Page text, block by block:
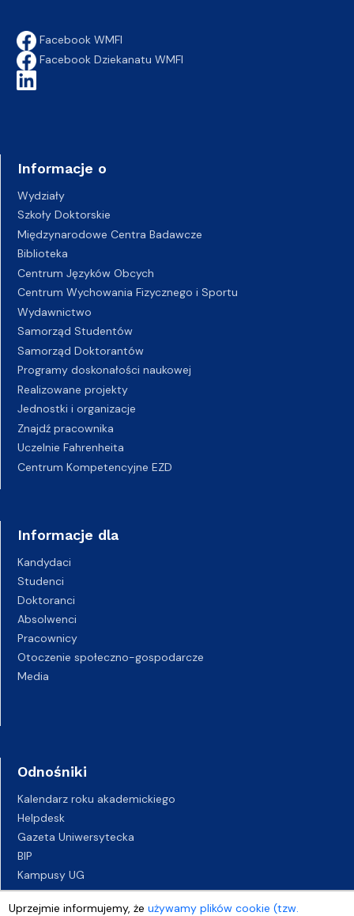
Uprzejmie informujemy, żeużywamy plików cookie (tzw.
Facebook WMFI
Facebook Dziekanatu WMFI
Informacje o
Wydziały
Szkoły Doktorskie
Międzynarodowe Centra Badawcze
Biblioteka
Centrum Języków Obcych
Centrum Wychowania Fizycznego i Sportu
Wydawnictwo
Samorząd Studentów
Samorząd Doktorantów
Programy doskonałości naukowej
Realizowane projekty
Jednostki i organizacje
Znajdź pracownika
Uczelnie Fahrenheita
Centrum Kompetencyjne EZD
Informacje dla
Kandydaci
Studenci
Doktoranci
Absolwenci
Pracownicy
Otoczenie społeczno-gospodarcze
Media
Odnośniki
Kalendarz roku akademickiego
Helpdesk
Gazeta Uniwersytecka
BIP
Kampusy UG
Biuro Karier UG
Oferty pracy